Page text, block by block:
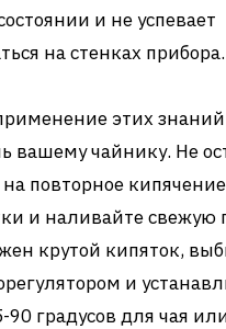
и не успевает
на стенках прибора.
этих
вашему чайнику. Не
повторное
и наливайте свежую
крутой кипяток,
и
90 градусов для чая